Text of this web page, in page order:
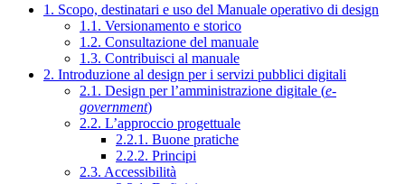
1. Scopo, destinatari e uso del Manuale operativo di design
1.1. Versionamento e storico
1.2. Consultazione del manuale
1.3. Contribuisci al manuale
2. Introduzione al design per i servizi pubblici digitali
2.1. Design per l’amministrazione digitale (e-
government)
2.2. L’approccio progettuale
2.2.1. Buone pratiche
2.2.2. Principi
2.3. Accessibilità